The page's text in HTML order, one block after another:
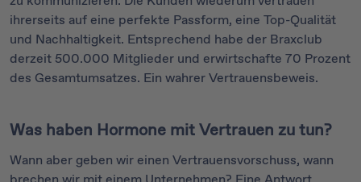
ihrerseits auf eine perfekte Passform, eine Top-Qualität
und Nachhaltigkeit. Entsprechend habe der Braxclub
derzeit 500.000 Mitglieder und erwirtschafte 70 Prozent
des Gesamtumsatzes. Ein wahrer Vertrauensbeweis.
Was haben Hormone mit Vertrauen zu tun?
Wann aber geben wir einen Vertrauensvorschuss, wann